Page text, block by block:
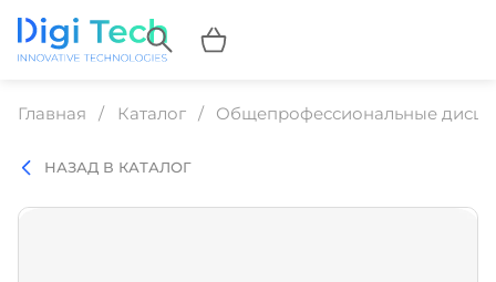
Главная Каталог Общепрофессиональные
НАЗАД В КАТАЛОГ